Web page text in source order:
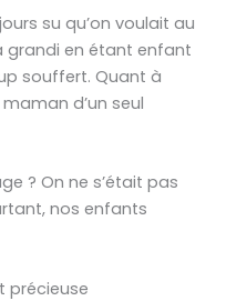
su qu’on voulait au
grandi en étant enfant
souffert. Quant à
d’un seul
? On ne s’était pas
nos enfants
précieuse